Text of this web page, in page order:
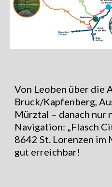
Von Leoben über die
Bruck/Kapfenberg,
Mürztal – danach nur
Navigation: „Flasch
8642 St. Lorenzen im
gut erreichbar!